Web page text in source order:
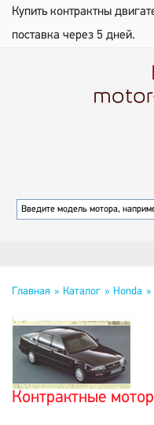
Купить контрактны
поставка через 5 дней.
Главная Каталог Honda
Контрактные